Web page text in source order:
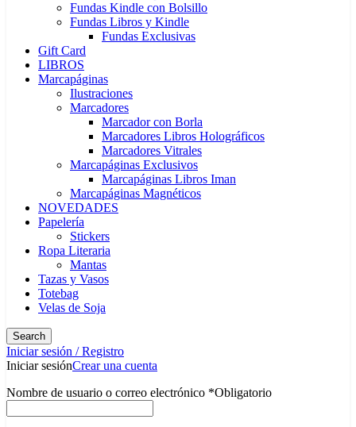
Fundas Kindle con Bolsillo
Fundas Libros y Kindle
Fundas Exclusivas
Gift Card
LIBROS
Marcapáginas
Ilustraciones
Marcadores
Marcador con Borla
Marcadores Libros Holográficos
Marcadores Vitrales
Marcapáginas Exclusivos
Marcapáginas Libros Iman
Marcapáginas Magnéticos
NOVEDADES
Papelería
Stickers
Ropa Literaria
Mantas
Tazas y Vasos
Totebag
Velas de Soja
Search
Iniciar sesión / Registro
Iniciar sesiónCrear una cuenta
Nombre de usuario o correo electrónico *Obligatorio